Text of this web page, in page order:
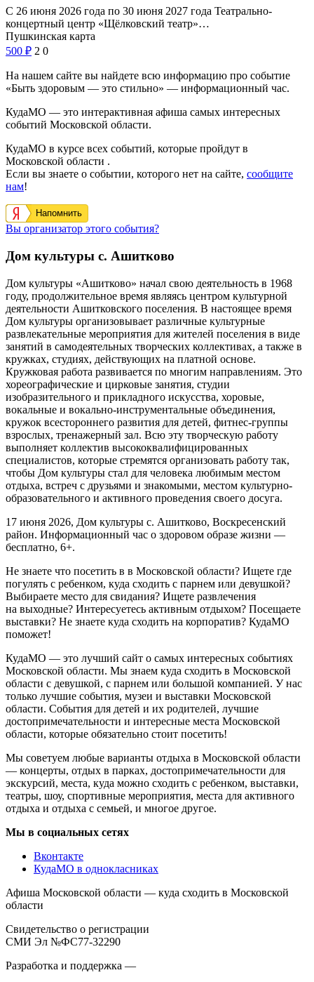
С 26 июня 2026 года по 30 июня 2027 года Театрально-
концертный центр «Щёлковский театр»…
Пушкинская карта
500 ₽ 2 0
На нашем сайте вы найдете всю информацию про событие
«Быть здоровым — это стильно» — информационный час.
КудаМО — это интерактивная афиша самых интересных
событий Московской области.
КудаМО в курсе всех событий, которые пройдут в
Московской области .
Если вы знаете о событии, которого нет на сайте, сообщите
нам!
Напомнить
Вы организатор этого события?
Дом культуры с. Ашитково
Дом культуры «Ашитково» начал свою деятельность в 1968
году, продолжительное время являясь центром культурной
деятельности Ашитковского поселения. В настоящее время
Дом культуры организовывает различные культурные
развлекательные мероприятия для жителей поселения в виде
занятий в самодеятельных творческих коллективах, а также в
кружках, студиях, действующих на платной основе.
Кружковая работа развивается по многим направлениям. Это
хореографические и цирковые занятия, студии
изобразительного и прикладного искусства, хоровые,
вокальные и вокально-инструментальные объединения,
кружок всестороннего развития для детей, фитнес-группы
взрослых, тренажерный зал. Всю эту творческую работу
выполняет коллектив высококвалифицированных
специалистов, которые стремятся организовать работу так,
чтобы Дом культуры стал для человека любимым местом
отдыха, встреч с друзьями и знакомыми, местом культурно-
образовательного и активного проведения своего досуга.
17 июня 2026, Дом культуры с. Ашитково, Воскресенский
район. Информационный час о здоровом образе жизни —
бесплатно, 6+.
Не знаете что посетить в в Московской области? Ищете где
погулять с ребенком, куда сходить с парнем или девушкой?
Выбираете место для свидания? Ищете развлечения
на выходные? Интересуетесь активным отдыхом? Посещаете
выставки? Не знаете куда сходить на корпоратив? КудаМО
поможет!
КудаМО — это лучший сайт о самых интересных событиях
Московской области. Мы знаем куда сходить в Московской
области с девушкой, с парнем или большой компанией. У нас
только лучшие события, музеи и выставки Московской
области. События для детей и их родителей, лучшие
достопримечательности и интересные места Московской
области, которые обязательно стоит посетить!
Мы советуем любые варианты отдыха в Московской области
— концерты, отдых в парках, достопримечательности для
экскурсий, места, куда можно сходить с ребенком, выставки,
театры, шоу, спортивные мероприятия, места для активного
отдыха и отдыха с семьей, и многое другое.
Мы в социальных сетях
Вконтакте
КудаМО в однокласниках
Афиша Московской области — куда сходить в Московской
области
Свидетельство о регистрации
СМИ Эл №ФС77-32290
Разработка и поддержка —